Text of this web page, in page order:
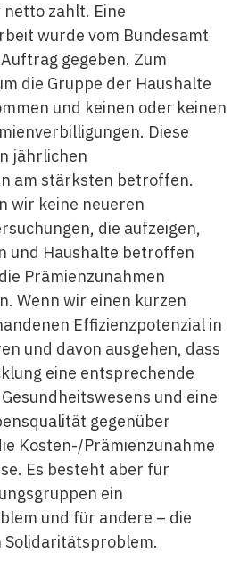
zahlt. Eine
wurde vom Bundesamt
gegeben. Zum
die Gruppe der Haushalte
und keinen oder keinen
Diese
jährlichen
am stärksten betroffen.
wir keine neueren
die aufzeigen,
und Haushalte betroffen
Prämienzunahmen
Wenn wir einen kurzen
Effizienzpotenzial in
und davon ausgehen, dass
eine entsprechende
und eine
gegenüber
Kosten-/Prämienzunahme
Es besteht aber für
ein
und für andere – die
Solidaritätsproblem.